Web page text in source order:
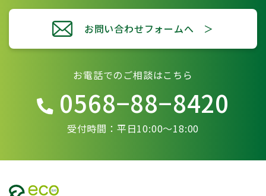
お問い合わせフォームへ ＞
お電話でのご相談はこちら
0568−88−8420
受付時間：平日10:00〜18:00